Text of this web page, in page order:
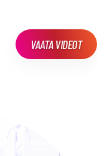
VAATA VIDEOT